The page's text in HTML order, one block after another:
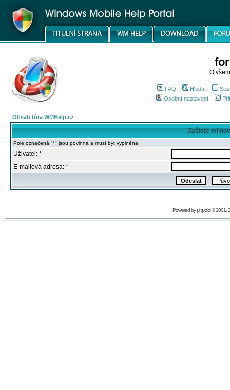
O
FAQ Hledat
Osobní nastavení
Obsah fóra WMHelp.cz
Zašlete mi
Pole označená "*" jsou povinná a musí být vyplněna
Uživatel: *
E-mailová adresa: *
Powered byphpBB© 2001,